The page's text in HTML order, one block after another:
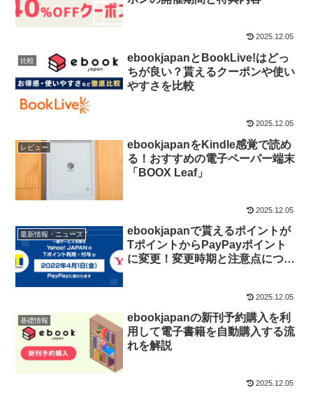
2025.12.05
比較
ebookjapanとBookLive!はどっ
ちが良い？貰えるクーポンや使い
やすさを比較
2025.12.05
レビュー
ebookjapanをKindle感覚で読め
る！おすすめの電子ペーパー端末
「BOOX Leaf」
2025.12.05
最新情報・ニュース
ebookjapanで貰えるポイントが
TポイントからPayPayポイント
に変更！変更時期と注意点につい
2025.12.05
基礎情報
ebookjapanの新刊予約購入を利
用して電子書籍を自動購入する流
れを解説
2025.12.05